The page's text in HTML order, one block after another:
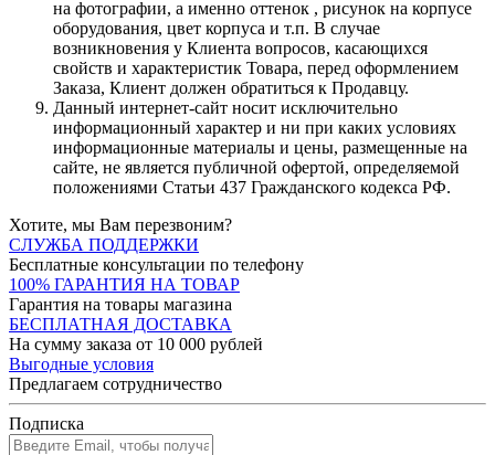
на фотографии, а именно оттенок , рисунок на корпусе
оборудования, цвет корпуса и т.п. В случае
возникновения у Клиента вопросов, касающихся
свойств и характеристик Товара, перед оформлением
Заказа, Клиент должен обратиться к Продавцу.
Данный интернет-сайт носит исключительно
информационный характер и ни при каких условиях
информационные материалы и цены, размещенные на
сайте, не является публичной офертой, определяемой
положениями Статьи 437 Гражданского кодекса РФ.
Хотите, мы Вам перезвоним?
СЛУЖБА ПОДДЕРЖКИ
Бесплатные консультации по телефону
100% ГАРАНТИЯ НА ТОВАР
Гарантия на товары магазина
БЕСПЛАТНАЯ ДОСТАВКА
На сумму заказа от 10 000 рублей
Выгодные условия
Предлагаем сотрудничество
Подписка